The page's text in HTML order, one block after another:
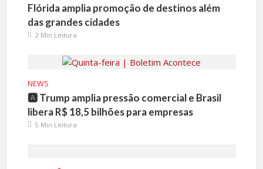
Flórida amplia promoção de destinos além
das grandes cidades
2 Min Leitura
NEWS
🅰️ Trump amplia pressão comercial e Brasil
libera R$ 18,5 bilhões para empresas
5 Min Leitura